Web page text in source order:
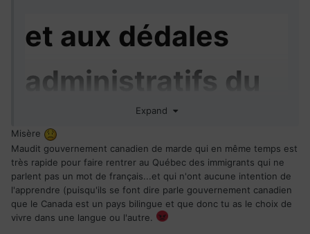
et aux dédales
administratifs du
programme
d’immigration du
gouvernement
Expand
Misère
Maudit gouvernement canadien de marde qui en même temps est
très rapide pour faire rentrer au Québec des immigrants qui ne
parlent pas un mot de français...et qui n'ont aucune intention de
l'apprendre (puisqu'ils se font dire parle gouvernement canadien
que le Canada est un pays bilingue et que donc tu as le choix de
vivre dans une langue ou l'autre.